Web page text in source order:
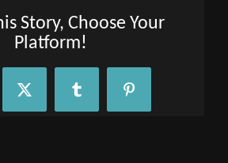
Story, Choose Your
Platform!
X Tumblr Pinterest